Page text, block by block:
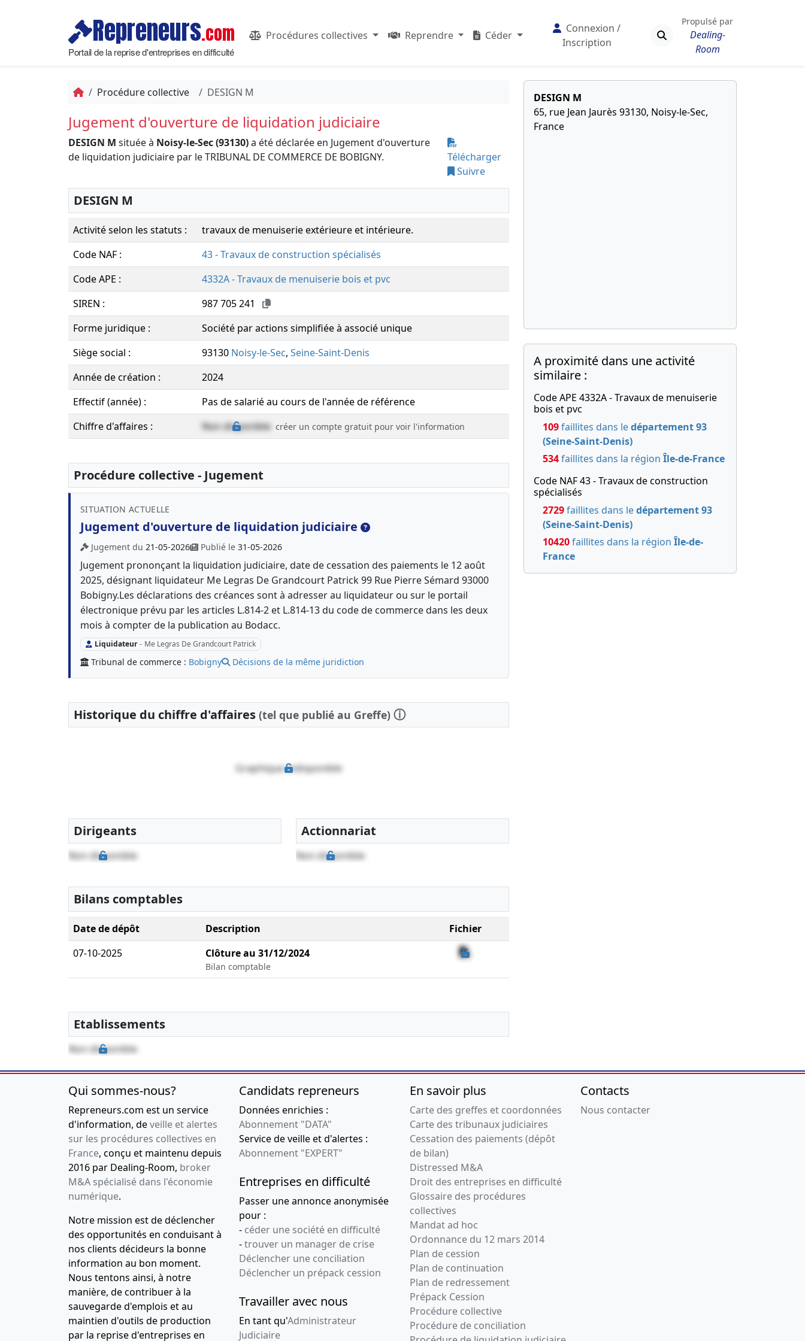
Repreneurs.com
Portail de la reprise d'entreprises en difficulté
Procédures collectives Reprendre Céder
Connexion /
Inscription
Propulsé par
Dealing-
Room
Procédure collective DESIGN M
Jugement d'ouverture de liquidation judiciaire
DESIGN M située à Noisy-le-Sec (93130)a été déclarée en Jugement d'ouverture
de liquidation judiciaire par le TRIBUNAL DE COMMERCE DE BOBIGNY.
Télécharger
Suivre
DESIGN M
Activité selon les statuts :
travaux de menuiserie extérieure et intérieure.
Code NAF :
43 - Travaux de construction spécialisés
Code APE :
4332A - Travaux de menuiserie bois et pvc
SIREN :
987 705 241
Forme juridique :
Société par actions simplifiée à associé unique
Siège social :
93130 Noisy-le-Sec, Seine-Saint-Denis
Année de création :
2024
Effectif (année) :
Pas de salarié au cours de l'année de référence
Chiffre d'affaires :
Non disponible créer un compte gratuit pour voir l'information
Procédure collective - Jugement
SITUATION ACTUELLE
Jugement d'ouverture de liquidation judiciaire
Jugement du 21-05-2026 Publié le 31-05-2026
Jugement prononçant la liquidation judiciaire, date de cessation des paiements le 12 août
2025, désignant liquidateur Me Legras De Grandcourt Patrick 99 Rue Pierre Sémard 93000
Bobigny.Les déclarations des créances sont à adresser au liquidateur ou sur le portail
électronique prévu par les articles L.814-2 et L.814-13 du code de commerce dans les deux
mois à compter de la publication au Bodacc.
Liquidateur - Me Legras De Grandcourt Patrick
Tribunal de commerce : Bobigny Décisions de la même juridiction
Historique du chiffre d'affaires (tel que publié au Greffe) ⓘ
Graphique indisponible
Dirigeants
Non disponible
Actionnariat
Non disponible
Bilans comptables
Date de dépôt Description
Fichier
07-10-2025
Clôture au 31/12/2024
Bilan comptable
Etablissements
Non disponible
DESIGN M
65, rue Jean Jaurès 93130, Noisy-le-Sec,
France
A proximité dans une activité
similaire :
Code APE 4332A - Travaux de menuiserie
bois et pvc
109faillites dans ledépartement 93
(Seine-Saint-Denis)
534faillites dans la région Île-de-France
Code NAF 43 - Travaux de construction
spécialisés
2729faillites dans ledépartement 93
(Seine-Saint-Denis)
10420faillites dans la région Île-de-
France
Qui sommes-nous?
Repreneurs.com est un service
d'information, deveille et alertes
sur les procédures collectives en
France, conçu et maintenu depuis
2016 par Dealing-Room, broker
M&A spécialisé dans l'économie
numérique.
Notre mission est de déclencher
des opportunités en conduisant à
nos clients décideurs la bonne
information au bon moment.
Nous tentons ainsi, à notre
manière, de contribuer à la
sauvegarde d'emplois et au
maintien d'outils de production
par la reprise d'entreprises en
Candidats repreneurs
Données enrichies :
Abonnement "DATA"
Service de veille et d'alertes :
Abonnement "EXPERT"
Entreprises en difficulté
Passer une annonce anonymisée
pour :
- céder une société en difficulté
-trouver un manager de crise
Déclencher une conciliation
Déclencher un prépack cession
Travailler avec nous
En tant qu'Administrateur
Judiciaire
En savoir plus
Carte des greffes et coordonnées
Carte des tribunaux judiciaires
Cessation des paiements (dépôt
de bilan)
Distressed M&A
Droit des entreprises en difficulté
Glossaire des procédures
collectives
Mandat ad hoc
Ordonnance du 12 mars 2014
Plan de cession
Plan de continuation
Plan de redressement
Prépack Cession
Procédure collective
Procédure de conciliation
Contacts
Nous contacter